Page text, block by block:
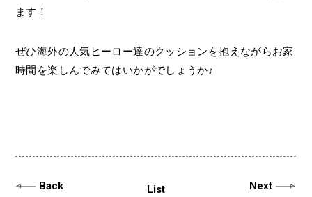
ます！
ぜひ海外の人気ヒーロー達のクッションを抱えながらお家
時間を楽しんでみてはいかがでしょうか♪
Back Next
List